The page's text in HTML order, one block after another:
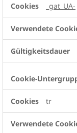
_gat_UA-
tr